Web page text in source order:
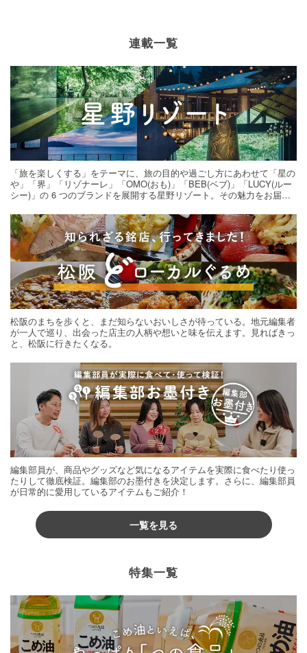
連載一覧
「旅を楽しくする」をテーマに、旅の目的や過ごし方にあわせて「星の
や」「界」「リゾナーレ」「OMO(おも)」「BEB(ベブ)」「LUCY(ルー
シー)」の 6 つのブランドを展開する星野リゾート。その魅力をお届け
松阪のまちを歩くと、まだ知らないおいしさが待っている。地元編集者
が一人で巡り、出会った店主の人柄や想いと味を伝えます。見ればきっ
と、松阪に行きたくなる。
編集部員が、商品やグッズなど気になるアイテムを実際に食べたり使っ
たりして徹底検証。編集部のお墨付きを決定します。さらに、編集部員
が日常的に愛用しているアイテムもご紹介！
一覧を見る
特集一覧